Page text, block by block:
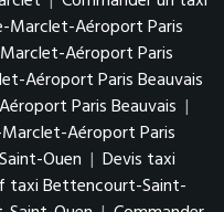
Marclet-Aéroport Paris
Aéroport Paris
Aéroport Paris Beauvais
Paris Beauvais |
Aéroport Paris
Ouen | Devis taxi
taxi Bettencourt-Saint-